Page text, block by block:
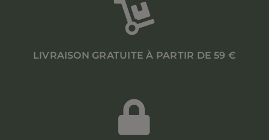
LIVRAISON GRATUITE À PARTIR DE 59 €